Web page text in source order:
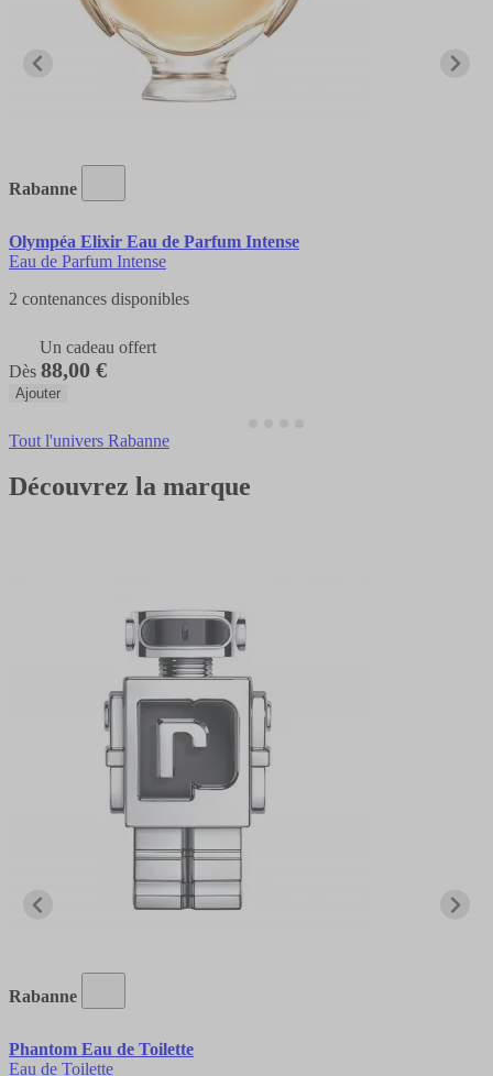
Rabanne
Olympéa Elixir Eau de Parfum Intense
Eau de Parfum Intense
2 contenances disponibles
Un cadeau offert
Dès 88,00 €
Ajouter
Tout l'univers Rabanne
Découvrez la marque
Rabanne
Phantom Eau de Toilette
Eau de Toilette